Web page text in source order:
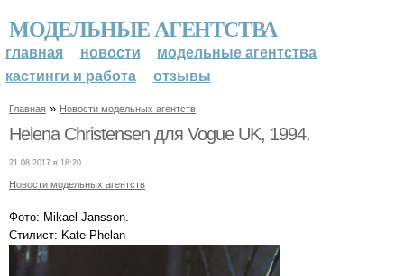
МОДЕЛЬНЫЕ АГЕНТСТВА
главная новости
модельные агентства
кастинги и работа
отзывы
Главная » Новости модельных агентств
Helena Christensen для Vogue UK, 1994.
21.08.2017 в 18:20
Новости модельных агентств
Фото: Mikael Jansson.
Стилист: Kate Phelan